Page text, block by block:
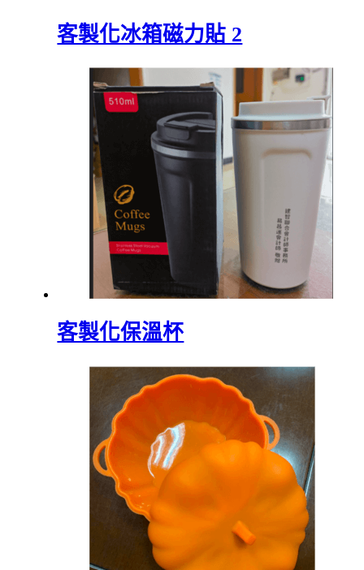
客製化冰箱磁力貼 2
客製化保溫杯